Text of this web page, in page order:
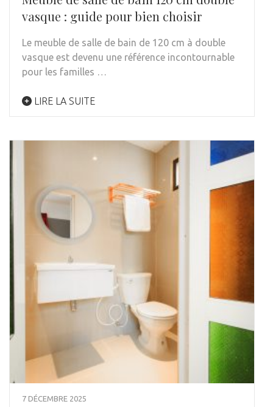
vasque : guide pour bien choisir
Le meuble de salle de bain de 120 cm à double
vasque est devenu une référence incontournable
pour les familles …
LIRE LA SUITE
7 DÉCEMBRE 2025